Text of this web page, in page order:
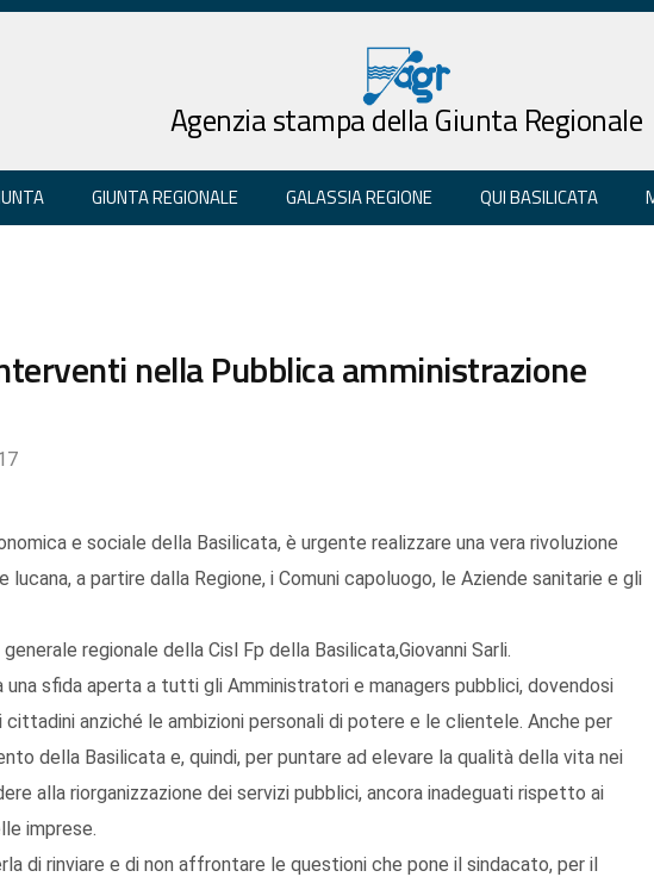
Agenzia stampa della Giunta Regionale
GIUNTA REGIONALE GALASSIA REGIONE QUI BASILICATA
nella Pubblica amministrazione
e sociale della Basilicata, è urgente realizzare una vera rivoluzione
lucana, a partire dalla Regione, i Comuni capoluogo, le Aziende sanitarie e gli
regionale della Cisl Fp della Basilicata,Giovanni Sarli.
una sfida aperta a tutti gli Amministratori e managers pubblici, dovendosi
anziché le ambizioni personali di potere e le clientele. Anche per
della Basilicata e, quindi, per puntare ad elevare la qualità della vita nei
alla riorganizzazione dei servizi pubblici, ancora inadeguati rispetto ai
imprese.
di rinviare e di non affrontare le questioni che pone il sindacato, per il